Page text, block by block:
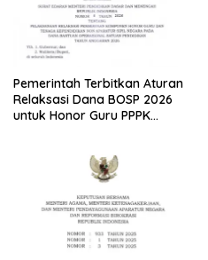
Pemerintah Terbitkan Aturan
Relaksasi Dana BOSP 2026
untuk Honor Guru PPPK